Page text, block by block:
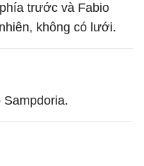
trước và Fabio
không có lưới.